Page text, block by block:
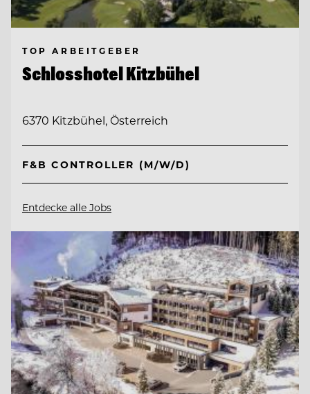
TOP ARBEITGEBER
Schlosshotel Kitzbühel
6370 Kitzbühel, Österreich
F&B CONTROLLER (M/W/D)
Entdecke alle Jobs